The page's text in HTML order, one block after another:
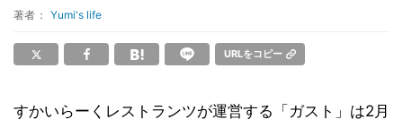
著者： Yumi's life
URLをコピー
すかいらーくレストランツが運営する「ガスト」は2月